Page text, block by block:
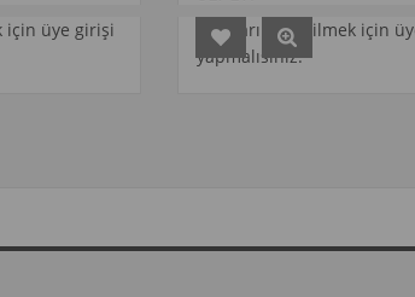
Fiyatları görebilmek için üye girişi